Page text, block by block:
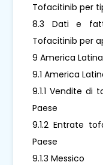
Tofacitinib per
8.3 Dati e
Tofacitinib per
9 America Latina
9.1 America
9.1.1 Vendite di
Paese
9.1.2 Entrate
Paese
9.1.3 Messico